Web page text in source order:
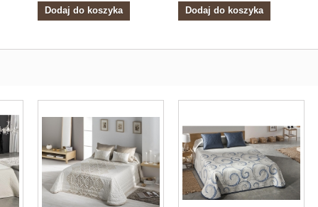
Dodaj do koszyka
Dodaj do koszyka